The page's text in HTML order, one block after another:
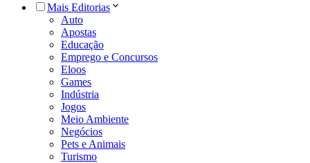
Mais Editorias
Auto
Apostas
Educação
Emprego e Concursos
Eloos
Games
Indústria
Jogos
Meio Ambiente
Negócios
Pets e Animais
Turismo